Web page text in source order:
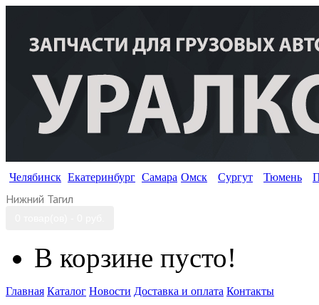
Челябинск Екатеринбург Самара Омск Сургут Тюмень
Нижний Тагил
В корзине пусто!
Главная Каталог Новости Доставка и оплата Контакты